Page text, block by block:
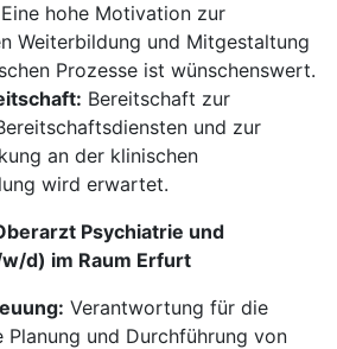
Eine hohe Motivation zur
Weiterbildung und Mitgestaltung
Prozesse ist wünschenswert.
Bereitschaft zur
und zur
an der klinischen
wird erwartet.
Psychiatrie und
d) im Raum Erfurt
Verantwortung für die
Planung und Durchführung von